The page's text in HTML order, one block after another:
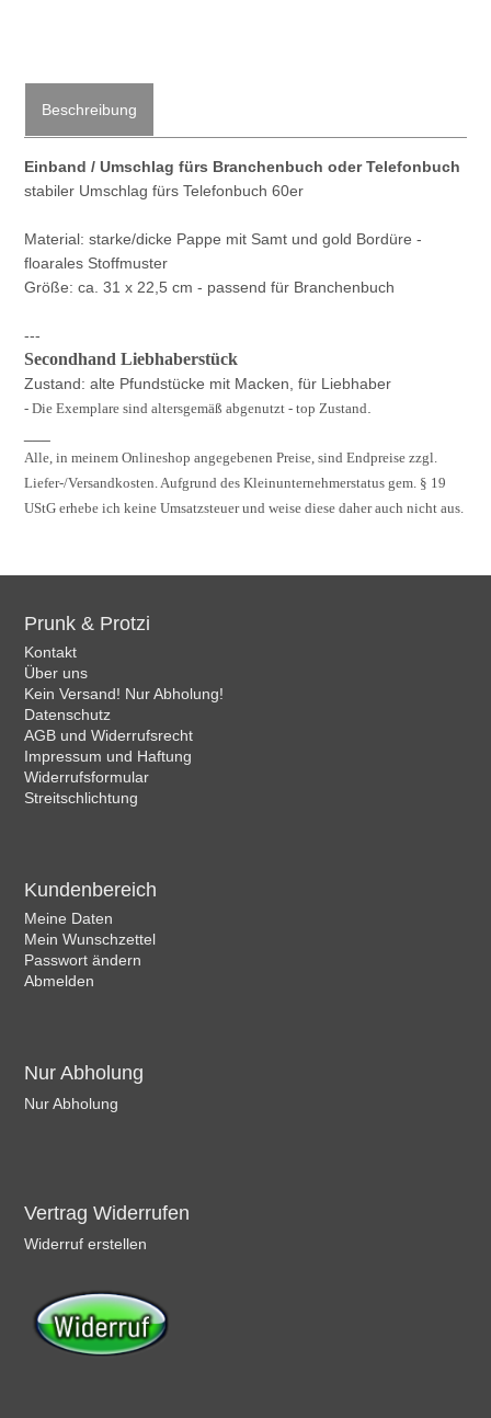
Beschreibung
Einband / Umschlag fürs Branchenbuch oder Telefonbuch
stabiler Umschlag fürs Telefonbuch 60er
Material: starke/dicke Pappe mit Samt und gold Bordüre -
floarales Stoffmuster
Größe: ca. 31 x 22,5 cm - passend für Branchenbuch
---
Secondhand Liebhaberstück
Zustand: alte Pfundstücke mit Macken, für Liebhaber
- Die Exemplare sind altersgemäß abgenutzt - top Zustand
Alle, in meinem Onlineshop angegebenen Preise, sind Endpreise zzgl.
Liefer-/Versandkosten. Aufgrund des Kleinunternehmerstatus gem. § 19
UStG erhebe ich keine Umsatzsteuer und weise diese daher auch nicht aus.
Prunk & Protzi
Kontakt
Über uns
Kein Versand! Nur Abholung!
Datenschutz
AGB und Widerrufsrecht
Impressum und Haftung
Widerrufsformular
Streitschlichtung
Kundenbereich
Meine Daten
Mein Wunschzettel
Passwort ändern
Abmelden
Nur Abholung
Nur Abholung
Vertrag Widerrufen
Widerruf erstellen